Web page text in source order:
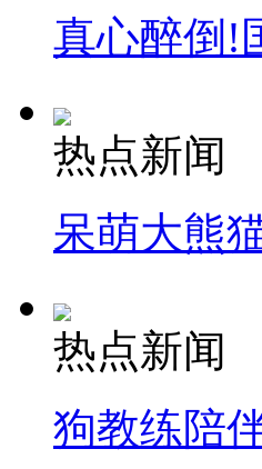
真心醉倒!
热点新闻
呆萌大熊
热点新闻
狗教练陪